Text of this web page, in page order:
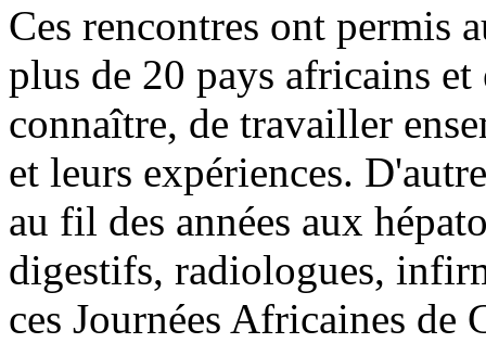
Ces rencontres ont permis
plus de 20 pays africains et
connaître, de travailler
et leurs expériences.
au fil des années aux
digestifs, radiologues,
ces Journées Africaines